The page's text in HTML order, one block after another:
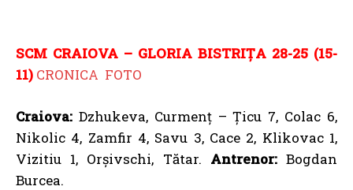
SCM CRAIOVA – GLORIA BISTRIȚA 28-25 (15-
11) CRONICA FOTO
Craiova: Dzhukeva, Curmenț – Țicu 7, Colac 6,
Nikolic 4, Zamfir 4, Savu 3, Cace 2, Klikovac 1,
Vizitiu 1, Orșivschi, Tătar. Antrenor:Bogdan
Burcea.